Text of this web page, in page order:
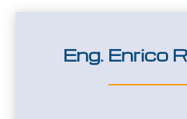
Eng. Enrico